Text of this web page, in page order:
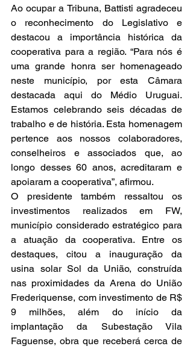
Ao ocupar a Tribuna, Battisti agradeceu
o reconhecimento do Legislativo e
destacou a importância histórica da
cooperativa para a região. “Para nós é
uma grande honra ser homenageado
neste município, por esta Câmara
destacada aqui do Médio Uruguai.
Estamos celebrando seis décadas de
trabalho e de história. Esta homenagem
pertence aos nossos colaboradores,
conselheiros e associados que, ao
longo desses 60 anos, acreditaram e
apoiaram a cooperativa”, afirmou.
O presidente também ressaltou os
investimentos realizados em FW,
município considerado estratégico para
a atuação da cooperativa. Entre os
destaques, citou a inauguração da
usina solar Sol da União, construída
nas proximidades da Arena do União
Frederiquense, com investimento de R$
9 milhões, além do início da
implantação da Subestação Vila
Faguense, obra que receberá cerca de